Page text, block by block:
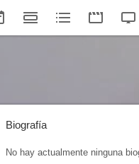
Biografía
No hay actualmente ninguna